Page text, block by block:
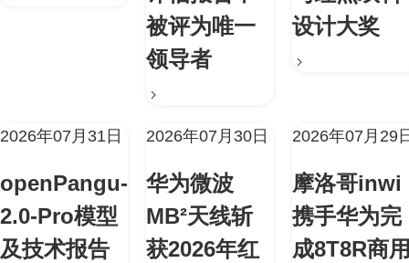
被评为唯一
领导者
设计大奖
2026年07月31日
openPangu-
2.0-Pro模型
及技术报告
2026年07月30日
华为微波
MB²天线斩
获2026年红
2026年07月29
摩洛哥inwi
携手华为完
成8T8R商